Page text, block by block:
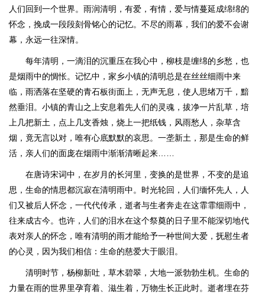
人们回到一个世界。雨润清明，有爱，有情，爱与情蔓延成绵绵的
怀念，挽成一段段刻骨铭心的记忆。不尽的雨幕，我们的爱不会谢
幕，永远一往深情。
每年清明，一滴泪的沉重压在我心中，柳枝是缠绵的乡愁，也
是烟雨中的惆怅。记忆中，家乡小镇的清明总是在丝丝细雨中来
临，雨洒落在坚硬的青石板街面上，无声无息，使人思绪万千，黯
然垂泪。小镇的青山之上安息着先人们的灵魂，拔净一片乱草，培
上几把新土，点上几支香烛，烧上一把纸钱，风雨愁人，杂草含
烟，竟无言以对，唯有心底默默的哀思。一垄新土，那是生命的鲜
活，亲人们的面庞在烟雨中渐渐清晰起来……
在唐诗宋词中，在岁月的长河里，变换的是世界，不变的是追
思，生命的情思都沉寂在清明雨中。时光轮回，人们缅怀先人，人
们又被后人怀念，一代代传承，逝者与生者奔走在这霏霏细雨中，
往来成古今。也许，人们的泪水在这个祭奠的日子里不能深切地代
表对亲人的怀念，唯有清明的雨才能给予一种世间大爱，抚慰生者
的心灵，因为我们相信：生命的慈爱大于眼泪。
清明时节，杨柳新吐，草木碧翠，大地一派勃勃生机。生命的
力量在雨的世界里孕育着、滋生着，万物生长正此时。逝者埋在芬